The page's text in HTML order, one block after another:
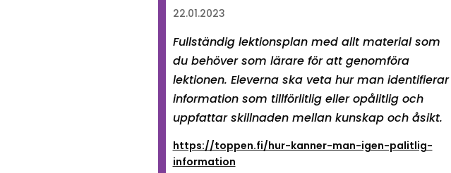
22.01.2023
Fullständig lektionsplan med allt material som
du behöver som lärare för att genomföra
lektionen. Eleverna ska veta hur man identifierar
information som tillförlitlig eller opålitlig och
uppfattar skillnaden mellan kunskap och åsikt.
https://toppen.fi/hur-kanner-man-igen-palitlig-
information